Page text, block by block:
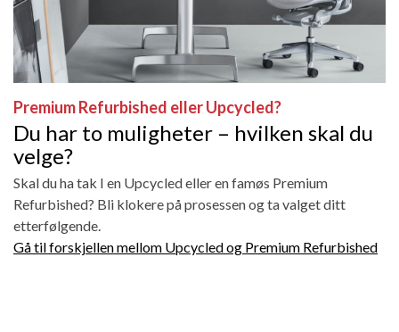
Premium Refurbished eller Upcycled?
Du har to muligheter – hvilken skal du
velge?
Skal du ha tak I en Upcycled eller en famøs Premium
Refurbished? Bli klokere på prosessen og ta valget ditt
etterfølgende.
Gå til forskjellen mellom Upcycled og Premium Refurbished